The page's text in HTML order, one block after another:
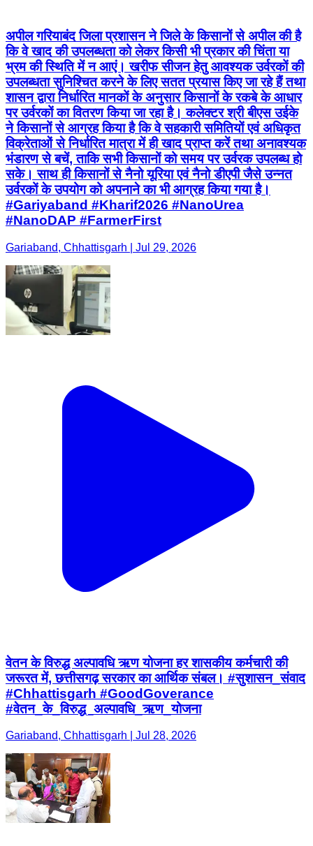
अपील गरियाबंद जिला प्रशासन ने जिले के किसानों से अपील की है
कि वे खाद की उपलब्धता को लेकर किसी भी प्रकार की चिंता या
भ्रम की स्थिति में न आएं। खरीफ सीजन हेतु आवश्यक उर्वरकों की
उपलब्धता सुनिश्चित करने के लिए सतत प्रयास किए जा रहे हैं तथा
शासन द्वारा निर्धारित मानकों के अनुसार किसानों के रकबे के आधार
पर उर्वरकों का वितरण किया जा रहा है। कलेक्टर श्री बीएस उईके
ने किसानों से आग्रह किया है कि वे सहकारी समितियों एवं अधिकृत
विक्रेताओं से निर्धारित मात्रा में ही खाद प्राप्त करें तथा अनावश्यक
भंडारण से बचें, ताकि सभी किसानों को समय पर उर्वरक उपलब्ध हो
सके। साथ ही किसानों से नैनो यूरिया एवं नैनो डीएपी जैसे उन्नत
उर्वरकों के उपयोग को अपनाने का भी आग्रह किया गया है।
#Gariyaband #Kharif2026 #NanoUrea
#NanoDAP #FarmerFirst
Gariaband, Chhattisgarh | Jul 29, 2026
वेतन के विरुद्ध अल्पावधि ऋण योजना हर शासकीय कर्मचारी की
जरूरत में, छत्तीसगढ़ सरकार का आर्थिक संबल। #सुशासन_संवाद
#Chhattisgarh #GoodGoverance
#वेतन_के_विरुद्ध_अल्पावधि_ऋण_योजना
Gariaband, Chhattisgarh | Jul 28, 2026